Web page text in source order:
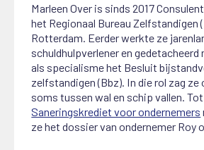
Marleen Over is sinds 2017
het Regionaal Bureau Zelfstandigen
Rotterdam. Eerder werkte ze
schuldhulpverlener en
als specialisme het Besluit
zelfstandigen (Bbz). In die rol zag ze
soms tussen wal en schip vallen.
Saneringskrediet voor ondernemers
ze het dossier van ondernemer Roy